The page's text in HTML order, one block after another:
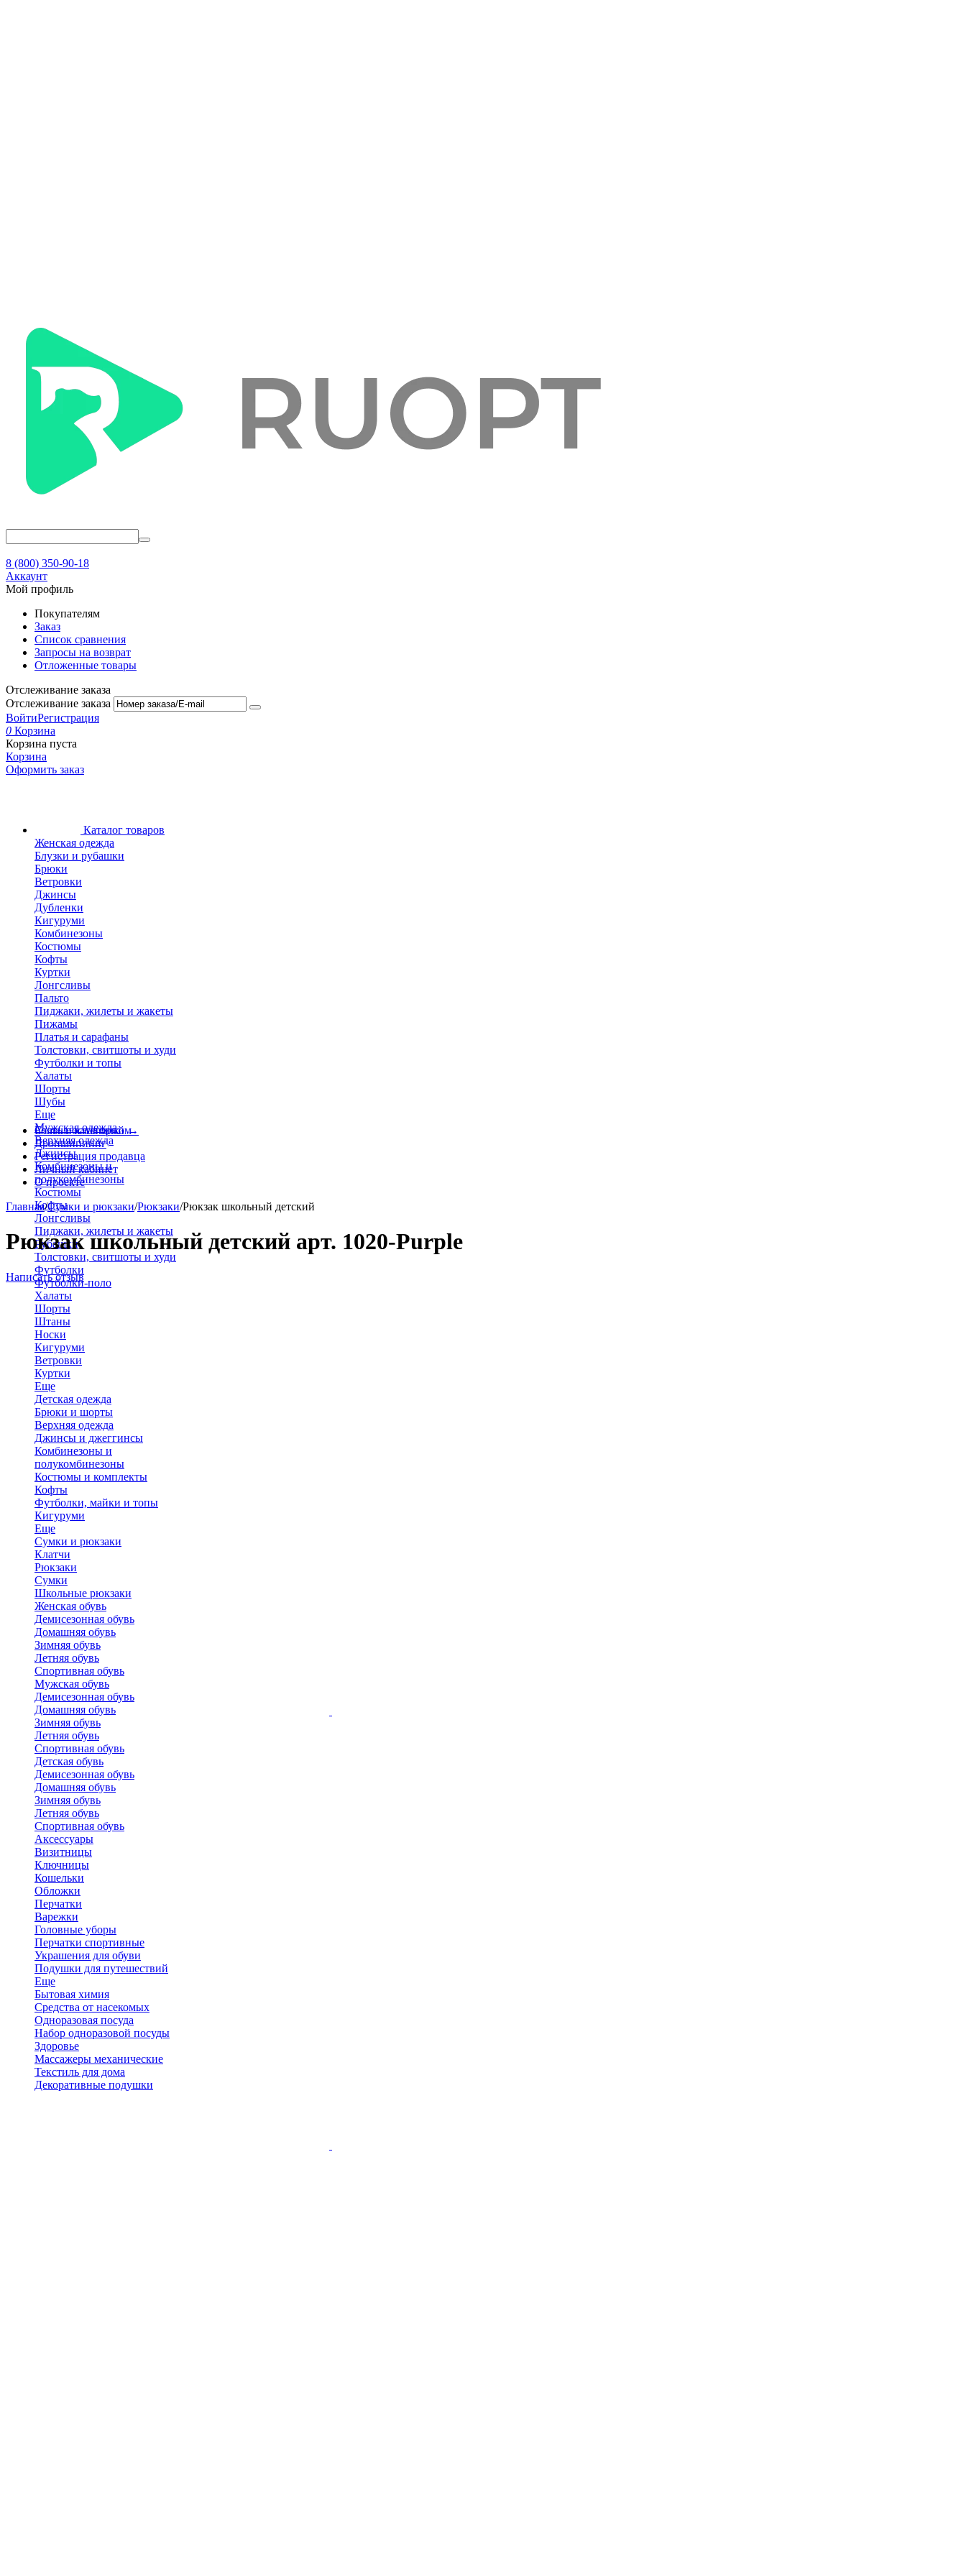
8 (800) 350-90-18
Аккаунт
Мой профиль
Покупателям
Заказ
Список сравнения
Запросы на возврат
Отложенные товары
Отслеживание заказа
Отслеживание заказа
ВойтиРегистрация
0 Корзина
Корзина пуста
Корзина
Оформить заказ
Каталог товаров
Женская одежда
Блузки и рубашки
Брюки
Ветровки
Джинсы
Дубленки
Кигуруми
Комбинезоны
Костюмы
Кофты
Куртки
Лонгсливы
Пальто
Пиджаки, жилеты и жакеты
Пижамы
Платья и сарафаны
Толстовки, свитшоты и худи
Футболки и топы
Халаты
Шорты
Шубы
Еще
Мужская одежда
Верхняя одежда
Джинсы
Комбинезоны и
полукомбинезоны
Костюмы
Кофты
Лонгсливы
Пиджаки, жилеты и жакеты
Рубашки
Толстовки, свитшоты и худи
Футболки
Футболки-поло
Халаты
Шорты
Штаны
Носки
Кигуруми
Ветровки
Куртки
Еще
Детская одежда
Брюки и шорты
Верхняя одежда
Джинсы и джеггинсы
Комбинезоны и
полукомбинезоны
Костюмы и комплекты
Кофты
Футболки, майки и топы
Кигуруми
Еще
Сумки и рюкзаки
Клатчи
Рюкзаки
Сумки
Школьные рюкзаки
Женская обувь
Демисезонная обувь
Домашняя обувь
Зимняя обувь
Летняя обувь
Спортивная обувь
Мужская обувь
Демисезонная обувь
Домашняя обувь
Зимняя обувь
Летняя обувь
Спортивная обувь
Детская обувь
Демисезонная обувь
Домашняя обувь
Зимняя обувь
Летняя обувь
Спортивная обувь
Аксессуары
Визитницы
Ключницы
Кошельки
Обложки
Перчатки
Варежки
Головные уборы
Перчатки спортивные
Украшения для обуви
Подушки для путешествий
Еще
Бытовая химия
Средства от насекомых
Одноразовая посуда
Набор одноразовой посуды
Здоровье
Массажеры механические
Текстиль для дома
Декоративные подушки
Больше категорий→
Стать поставщиком
Дропшиппинг
Регистрация продавца
Личный кабинет
О проекте
Главная/Сумки и рюкзаки/Рюкзаки/Рюкзак школьный детский
Рюкзак школьный детский арт. 1020-Purple
Написать отзыв